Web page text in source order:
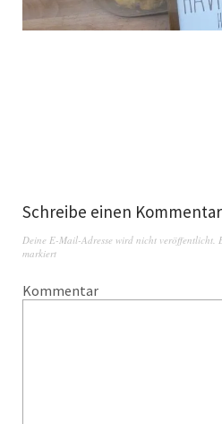
Schreibe einen Kommentar
Deine E-Mail-Adresse wird nicht veröffentlicht.
markiert
Kommentar